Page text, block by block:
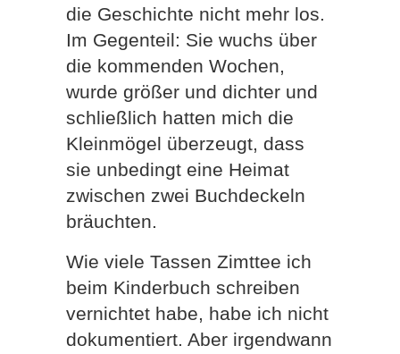
die Geschichte nicht mehr los.
Im Gegenteil: Sie wuchs über
die kommenden Wochen,
wurde größer und dichter und
schließlich hatten mich die
Kleinmögel überzeugt, dass
sie unbedingt eine Heimat
zwischen zwei Buchdeckeln
bräuchten.
Wie viele Tassen Zimttee ich
beim Kinderbuch schreiben
vernichtet habe, habe ich nicht
dokumentiert. Aber irgendwann